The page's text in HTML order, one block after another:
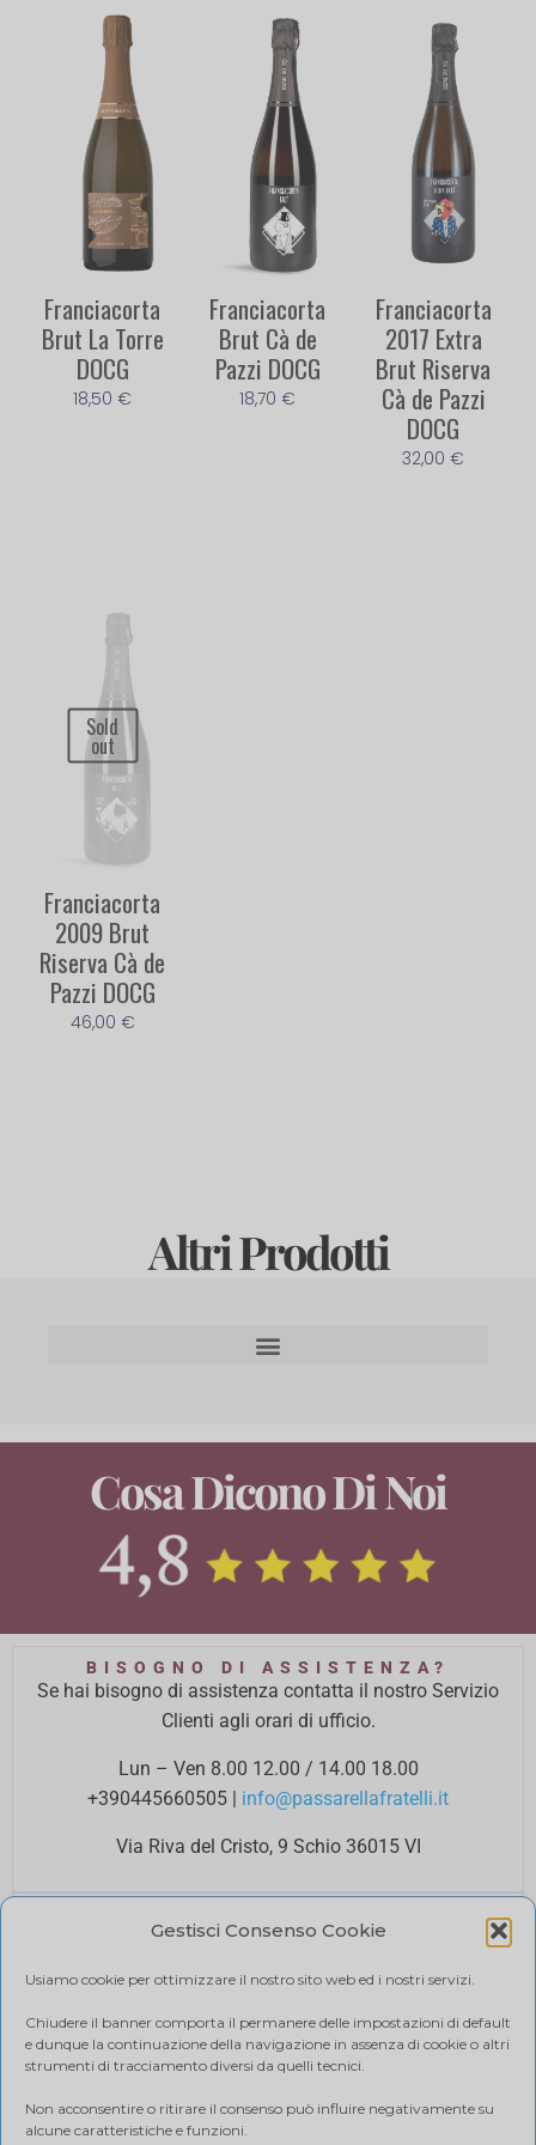
Gestisci Consenso Cookie
Usiamo cookie per ottimizzare il nostro sito web ed i nostri servizi.
Chiudere il banner comporta il permanere delle impostazioni di default
e dunque la continuazione della navigazione in assenza di cookie o altri
strumenti di tracciamento diversi da quelli tecnici.
Non acconsentire o ritirare il consenso può influire negativamente su
alcune caratteristiche e funzioni.
Franciacorta
Brut La Torre
DOCG
18,50€
Franciacorta
Brut Cà de
Pazzi DOCG
18,70€
Franciacorta
2017 Extra
Brut Riserva
Cà de Pazzi
DOCG
32,00€
Sold
out
Franciacorta
2009 Brut
Riserva Cà de
Pazzi DOCG
46,00 €
Altri Prodotti
Cosa Dicono Di Noi
BISOGNO DI ASSISTENZA?
Se hai bisogno di assistenza contatta il nostro Servizio
Clienti agli orari di ufficio.
Lun – Ven 8.00 12.00 / 14.00 18.00
+390445660505
info@passarellafratelli.it
Via Riva del Cristo, 9 Schio 36015 VI
I tuoi pagamenti online sono protetti e accettiamo il
RIMBORSI E RESI
Politica di reso
SPEDIZIONE
alla quantità di acquisto. Visualizza il tuo carrello.